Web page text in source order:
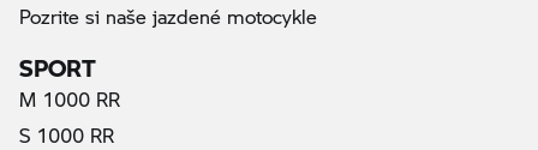
Pozrite si naše jazdené motocykle
SPORT
M 1000 RR
S 1000 RR